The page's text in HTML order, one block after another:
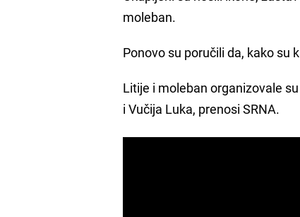
moleban.
Ponovo su poručili da, kako su
Litije i moleban organizovale
i Vučija Luka, prenosi SRNA.